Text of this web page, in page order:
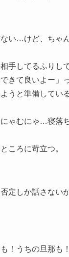
い…けど、ちゃ
手してるふりし
きて良いよー」
うと準備してい
ゃむにゃ…寝落
ころに苛立つ。
定しか話さない
！うちの旦那も